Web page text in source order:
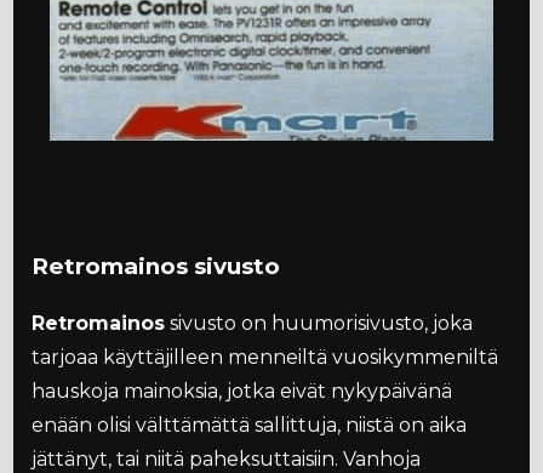
Retromainos sivusto
Retromainos sivusto on huumorisivusto, joka
tarjoaa käyttäjilleen menneiltä vuosikymmeniltä
hauskoja mainoksia, jotka eivät nykypäivänä
enään olisi välttämättä sallittuja, niistä on aika
jättänyt, tai niitä paheksuttaisiin. Vanhoja